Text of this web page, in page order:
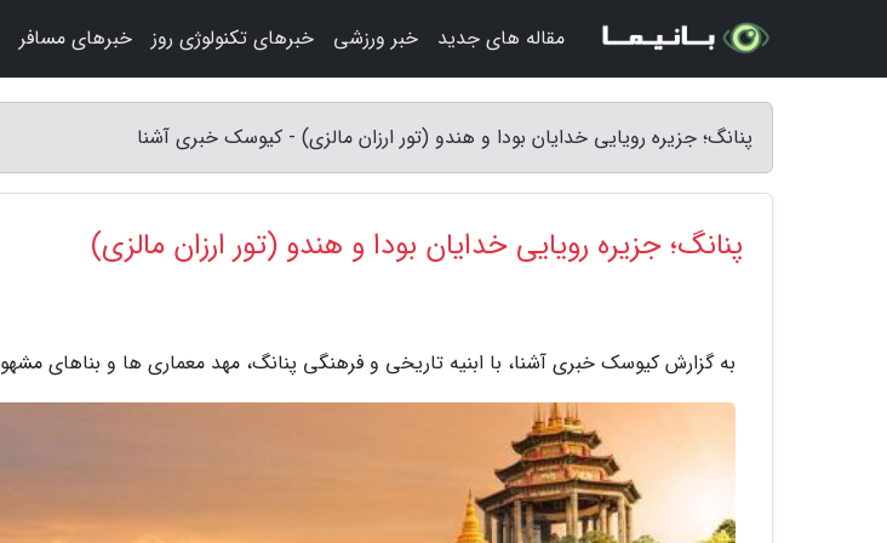
پنانگ؛ جزیره رویایی خدایان بودا و هندو (تور ارزان مالزی) - کیوسک خبری آشنا
پنانگ؛ جزیره رویایی خدایان بودا و هندو (تور ارزان مالزی)
به گزارش کیوسک خبری آشنا، با ابنیه تاریخی و فرهنگی پنانگ، مهد معماری ها و بناهای
مقاله های جدید خبر ورزشی خبرهای تکنولوژی روز خبرهای مسافر